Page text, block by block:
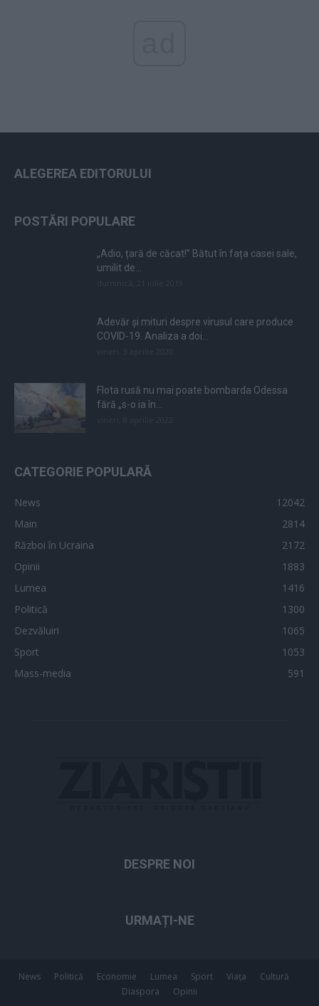
ALEGEREA EDITORULUI
POSTĂRI POPULARE
„Adio, țară de căcat!” Bătut în fața casei sale,
umilit de...
Adevăr și mituri despre virusul care produce
COVID-19. Analiza a doi...
Flota rusă nu mai poate bombarda Odessa
fără „s-o ia în...
CATEGORIE POPULARĂ
News
12042
Main
2814
Război în Ucraina
2172
Opinii
1883
Lumea
1416
Politică
1300
Dezvăluiri
1065
Sport
1053
Mass-media
591
DESPRE NOI
URMAȚI-NE
News Politică Economie Lumea Sport Viața
Cultură
Diaspora
Opinii